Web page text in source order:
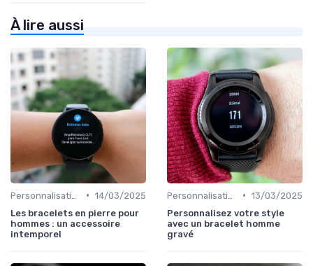
À lire aussi
• 14/03/2025
Les bracelets en pierre pour
hommes : un accessoire
intemporel
• 13/03/2025
Personnalisez votre style
avec un bracelet homme
gravé